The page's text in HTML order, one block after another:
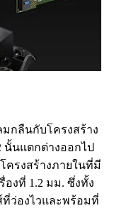
กลืนกับโครงสร้าง
นั้นแตกต่างออกไป
ครงสร้างภายในที่มี
องที่ 1.2 มม. ซึ่งทั้ง
ที่ว่องไวและพร้อมที่